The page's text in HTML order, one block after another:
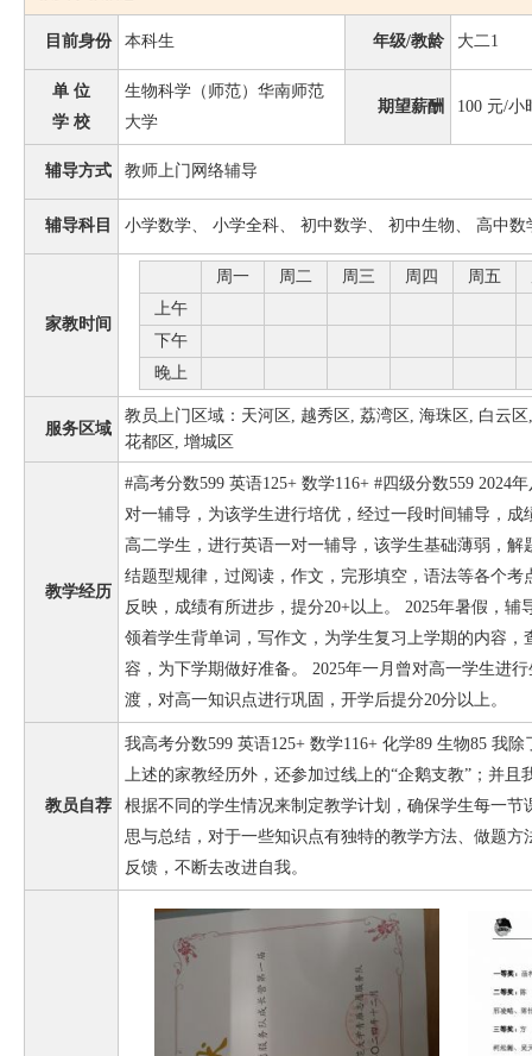
目前身份 本科生 年级/教龄 大二1
单 位
学 校
生物科学（师范）华南师范
大学
期望薪酬 100 元/小
辅导方式 教师上门网络辅导
辅导科目 小学数学、 小学全科、 初中数学、 初中生物、 高中
家教时间
周一 周二 周三 周四 周五
上午
下午
晚上
服务区域
教员上门区域：天河区, 越秀区, 荔湾区, 海珠区, 白云
花都区, 增城区
教学经历
#高考分数599 英语125+ 数学116+ #四级分数559 2024
对一辅导，为该学生进行培优，经过一段时间辅导，成
高二学生，进行英语一对一辅导，该学生基础薄弱，
结题型规律，过阅读，作文，完形填空，语法等各个
反映，成绩有所进步，提分20+以上。 2025年暑假，
领着学生背单词，写作文，为学生复习上学期的内容，
容，为下学期做好准备。 2025年一月曾对高一学生进
渡，对高一知识点进行巩固，开学后提分20分以上。
教员自荐
我高考分数599 英语125+ 数学116+ 化学89 生物85 我
上述的家教经历外，还参加过线上的“企鹅支教”；并且
根据不同的学生情况来制定教学计划，确保学生每一
思与总结，对于一些知识点有独特的教学方法、做题
反馈，不断去改进自我。